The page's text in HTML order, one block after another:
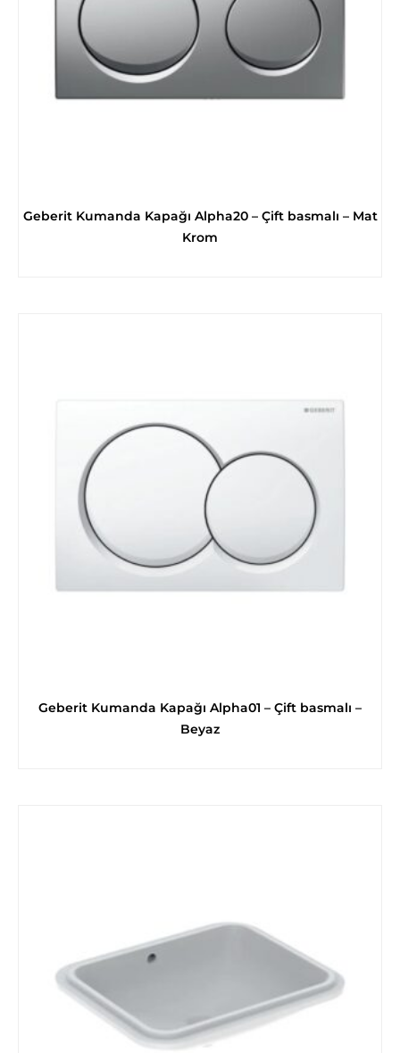
Geberit Kumanda Kapağı Alpha20 – Çift basmalı – Mat
Krom
Geberit Kumanda Kapağı Alpha01 – Çift basmalı –
Beyaz